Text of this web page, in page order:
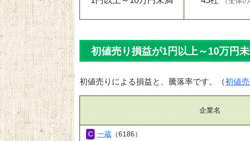
初値売り損益が1円以上～10万円
初値売りによる損益と、騰落率です。（初値
企業名
一蔵 （6186）